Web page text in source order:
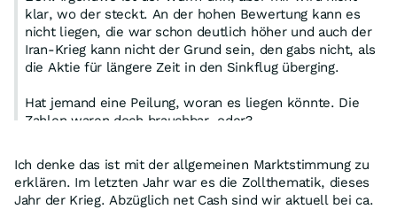
klar, wo der steckt. An der hohen Bewertung kann es
nicht liegen, die war schon deutlich höher und auch der
Iran-Krieg kann nicht der Grund sein, den gabs nicht, als
die Aktie für längere Zeit in den Sinkflug überging.
Hat jemand eine Peilung, woran es liegen könnte. Die
Zahlen waren doch brauchbar, oder?
Ich denke das ist mit der allgemeinen Marktstimmung zu
erklären. Im letzten Jahr war es die Zollthematik, dieses
Jahr der Krieg. Abzüglich net Cash sind wir aktuell bei ca.